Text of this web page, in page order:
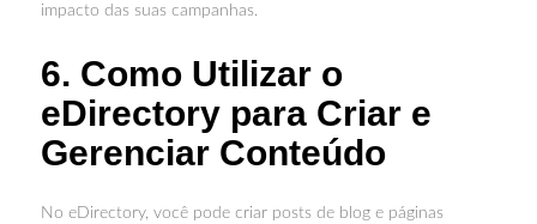
impacto das suas campanhas.
6. Como Utilizar o
eDirectory para Criar e
Gerenciar Conteúdo
No eDirectory, você pode criar posts de blog e páginas